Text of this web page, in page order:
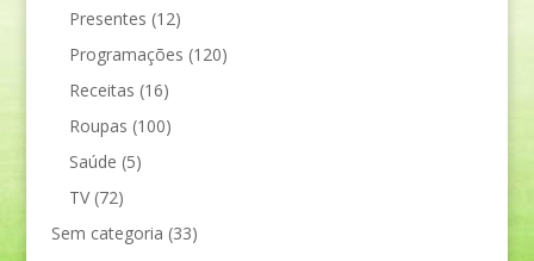
Presentes (12)
Programações (120)
Receitas (16)
Roupas (100)
Saúde (5)
TV(72)
Sem categoria (33)